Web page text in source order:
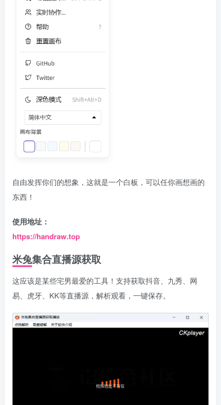
自由发挥你们的想象，这就是一个白板，可以任你画想画的
东西！
使用地址：
https://handraw.top
米兔集合直播源获取
这应该是某些宅男最爱的工具！支持获取抖音、九秀、网
易、虎牙、KK等直播源，解析观看，一键保存。